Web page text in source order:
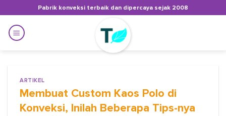
to
content
Pabrik konveksi terbaik dan dipercaya sejak 2008
ARTIKEL
Membuat Custom Kaos Polo di
Konveksi, Inilah Beberapa Tips-nya